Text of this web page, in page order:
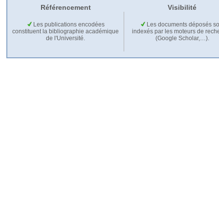
Référencement Visibilité
Les publications encodées
constituent la bibliographie académique
de l'Université.
Les documents déposés
indexés par les moteurs de
(Google Scholar,…).